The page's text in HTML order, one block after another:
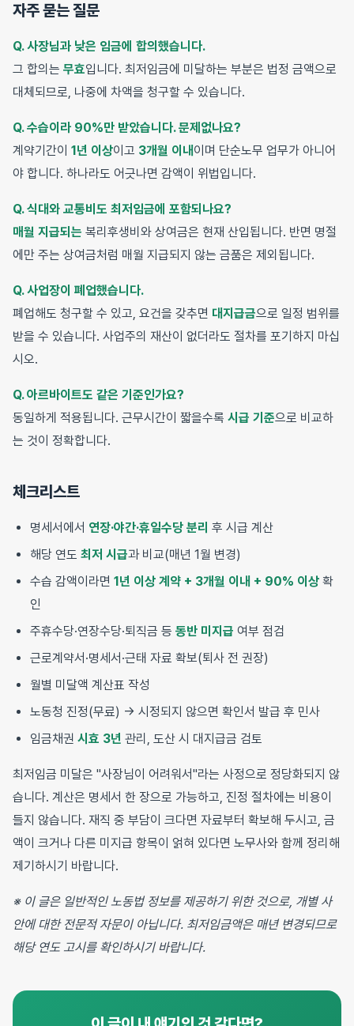
자주 묻는 질문
Q. 사장님과 낮은 임금에 합의했습니다.
그 합의는 무효입니다. 최저임금에 미달하는 부분은 법정 금액으로
대체되므로, 나중에 차액을 청구할 수 있습니다.
Q. 수습이라 90%만 받았습니다. 문제없나요?
계약기간이 1년 이상이고 3개월 이내이며 단순노무 업무가 아니어
야 합니다. 하나라도 어긋나면 감액이 위법입니다.
Q. 식대와 교통비도 최저임금에 포함되나요?
매월 지급되는 복리후생비와 상여금은 현재 산입됩니다. 반면 명절
에만 주는 상여금처럼 매월 지급되지 않는 금품은 제외됩니다.
Q. 사업장이 폐업했습니다.
폐업해도 청구할 수 있고, 요건을 갖추면 대지급금으로 일정 범위를
받을 수 있습니다. 사업주의 재산이 없더라도 절차를 포기하지 마십
시오.
Q. 아르바이트도 같은 기준인가요?
동일하게 적용됩니다. 근무시간이 짧을수록 시급 기준으로 비교하
는 것이 정확합니다.
체크리스트
명세서에서 연장·야간·휴일수당 분리 후 시급 계산
해당 연도 최저 시급과 비교(매년 1월 변경)
수습 감액이라면 1년 이상 계약 + 3개월 이내 + 90% 이상 확
인
주휴수당·연장수당·퇴직금 등 동반 미지급 여부 점검
근로계약서·명세서·근태 자료 확보(퇴사 전 권장)
월별 미달액 계산표 작성
노동청 진정(무료) → 시정되지 않으면 확인서 발급 후 민사
임금채권 시효 3년 관리, 도산 시 대지급금 검토
최저임금 미달은 "사장님이 어려워서"라는 사정으로 정당화되지 않
습니다. 계산은 명세서 한 장으로 가능하고, 진정 절차에는 비용이
들지 않습니다. 재직 중 부담이 크다면 자료부터 확보해 두시고, 금
액이 크거나 다른 미지급 항목이 얽혀 있다면 노무사와 함께 정리해
제기하시기 바랍니다.
※ 이 글은 일반적인 노동법 정보를 제공하기 위한 것으로, 개별 사
안에 대한 전문적 자문이 아닙니다. 최저임금액은 매년 변경되므로
해당 연도 고시를 확인하시기 바랍니다.